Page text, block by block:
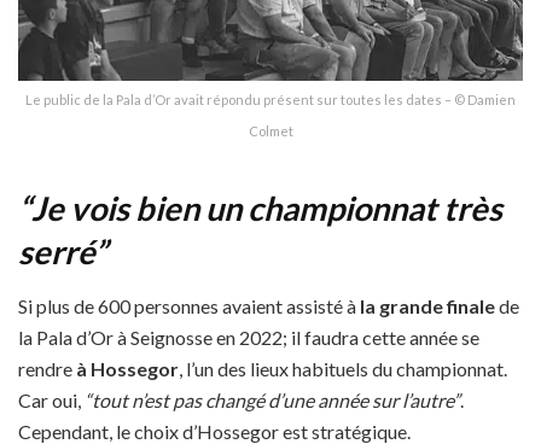
Le public de la Pala d’Or avait répondu présent sur toutes les dates – © Damien
Colmet
“Je vois bien un championnat très
serré”
Si plus de 600 personnes avaient assisté à la grande finalede
la Pala d’Or à Seignosse en 2022; il faudra cette année se
rendre à Hossegor , l’un des lieux habituels du championnat.
Car oui, “tout n’est pas changé d’une année sur l’autre”.
Cependant, le choix d’Hossegor est stratégique.